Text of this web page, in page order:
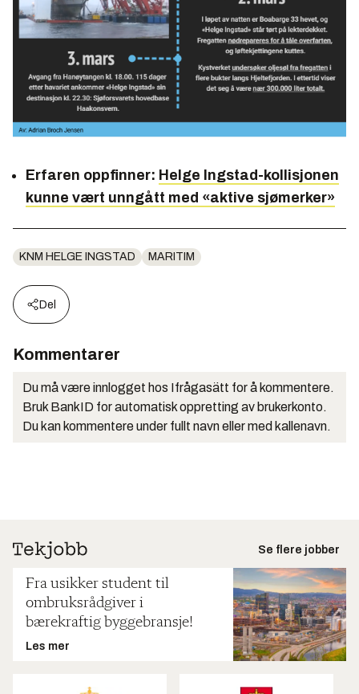
Erfaren oppfinner: Helge Ingstad-kollisjonen
kunne vært unngått med «aktive sjømerker»
KNM HELGE INGSTAD MARITIM
Del
Kommentarer
Du må være innlogget hos Ifrågasätt for å kommentere.
Bruk BankID for automatisk oppretting av brukerkonto.
Du kan kommentere under fullt navn eller med kallenavn.
Se flere jobber
Fra usikker student til
ombruksrådgiver i
bærekraftig byggebransje!
Les mer